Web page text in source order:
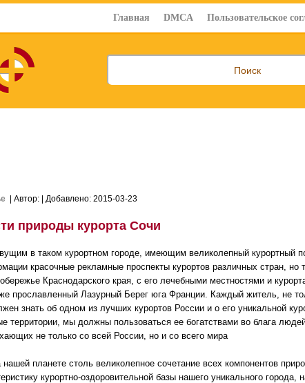
Главная DMCA Пользовательское
| Автор: | Добавлено: 2015-03-23
природы курорта Сочи
в таком курортном городе, имеющим великолепный курортный
красочные рекламные проспекты курортов различных стран, но
Краснодарского края, с его лечебными местностями и
прославленный Лазурный Берег юга Франции. Каждый житель, не
знать об одном из лучших курортов России и о его уникальной
территории, мы должны пользоваться ее богатствами во блага
не только со всей России, но и со всего мира
нашей планете столь великолепное сочетание всех компонентов
курортно-оздоровительной базы нашего уникального города,